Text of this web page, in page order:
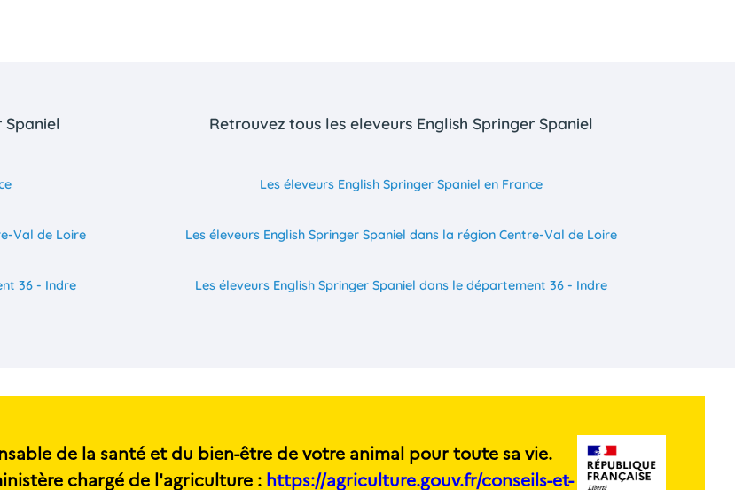
Spaniel
Val de Loire
36 - Indre
Retrouvez tous les eleveurs English Springer Spaniel
Les éleveurs English Springer Spaniel en France
Les éleveurs English Springer Spaniel dans la région Centre-Val de Loire
Les éleveurs English Springer Spaniel dans le département 36 - Indre
de la santé et du bien-être de votre animal pour toute sa vie.
chargé de l'agriculture : https://agriculture.gouv.fr/conseils-et-